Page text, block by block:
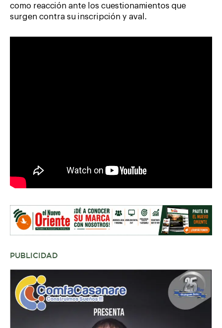
como reacción ante los cuestionamientos que
surgen contra su inscripción y aval.
PUBLICIDAD